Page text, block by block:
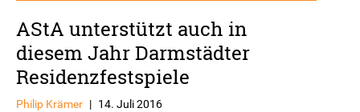
AStA unterstützt auch in
diesem Jahr Darmstädter
Residenzfestspiele
Philip Krämer | 14. Juli 2016